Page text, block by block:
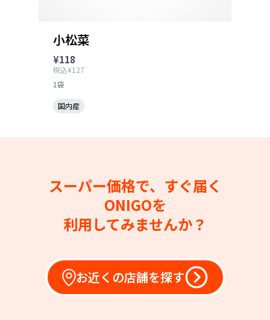
小松菜
¥118
税込¥127
1袋
国内産
スーパー価格で、すぐ届く
ONIGOを
利用してみませんか？
お近くの店舗を探す